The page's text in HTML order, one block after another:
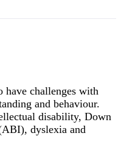
have challenges with
and behaviour.
disability, Down
dyslexia and